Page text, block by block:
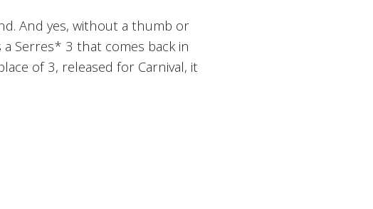
And yes, without a thumb or
Serres* 3 that comes back in
of 3, released for Carnival, it